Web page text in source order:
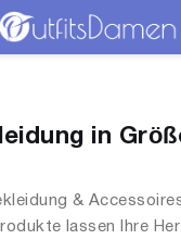
in
&
lassen Ihre